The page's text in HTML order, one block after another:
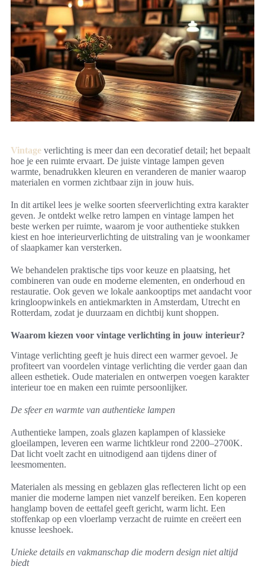
Vintage verlichting is meer dan een decoratief detail; het bepaalt
hoe je een ruimte ervaart. De juiste vintage lampen geven
warmte, benadrukken kleuren en veranderen de manier waarop
materialen en vormen zichtbaar zijn in jouw huis.
In dit artikel lees je welke soorten sfeerverlichting extra karakter
geven. Je ontdekt welke retro lampen en vintage lampen het
beste werken per ruimte, waarom je voor authentieke stukken
kiest en hoe interieurverlichting de uitstraling van je woonkamer
of slaapkamer kan versterken.
We behandelen praktische tips voor keuze en plaatsing, het
combineren van oude en moderne elementen, en onderhoud en
restauratie. Ook geven we lokale aankooptips met aandacht voor
kringloopwinkels en antiekmarkten in Amsterdam, Utrecht en
Rotterdam, zodat je duurzaam en dichtbij kunt shoppen.
Waarom kiezen voor vintage verlichting in jouw interieur?
Vintage verlichting geeft je huis direct een warmer gevoel. Je
profiteert van voordelen vintage verlichting die verder gaan dan
alleen esthetiek. Oude materialen en ontwerpen voegen karakter
interieur toe en maken een ruimte persoonlijker.
De sfeer en warmte van authentieke lampen
Authentieke lampen, zoals glazen kaplampen of klassieke
gloeilampen, leveren een warme lichtkleur rond 2200–2700K.
Dat licht voelt zacht en uitnodigend aan tijdens diner of
leesmomenten.
Materialen als messing en geblazen glas reflecteren licht op een
manier die moderne lampen niet vanzelf bereiken. Een koperen
hanglamp boven de eettafel geeft gericht, warm licht. Een
stoffenkap op een vloerlamp verzacht de ruimte en creëert een
knusse leeshoek.
Unieke details en vakmanschap die modern design niet altijd
biedt